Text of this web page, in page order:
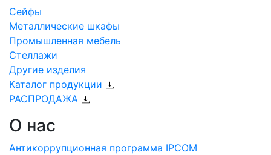
Сейфы
Металлические шкафы
Промышленная мебель
Стеллажи
Другие изделия
Каталог продукции
РАСПРОДАЖА
О нас
Антикоррупционная программа IPCOM